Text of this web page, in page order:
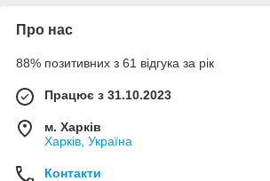
Про нас
88% позитивних з 61 відгука за рік
Працює з 31.10.2023
м. Харків
Харків, Україна
Контакти